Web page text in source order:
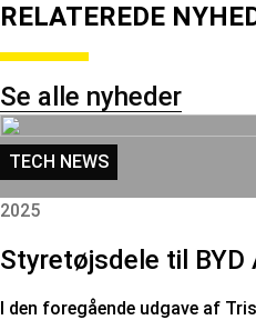
RELATEREDE
Se alle nyheder
TECH NEWS
2025
Styretøjsdele til BYD
I den foregående udgave af